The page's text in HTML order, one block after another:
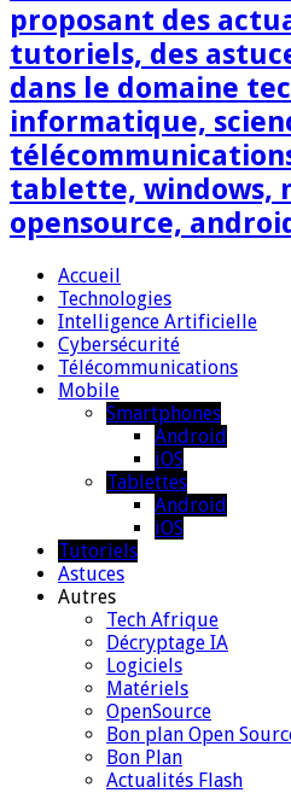
proposant des
tutoriels, des
dans le domaine
informatique,
tablette, windows,
opensource,
Accueil
Technologies
Intelligence Artificielle
Cybersécurité
Télécommunications
Mobile
Smartphones
Android
iOS
Tablettes
Android
iOS
Tutoriels
Astuces
Autres
Tech Afrique
Décryptage IA
Logiciels
Matériels
OpenSource
Bon plan Open
Bon Plan
Actualités Flash